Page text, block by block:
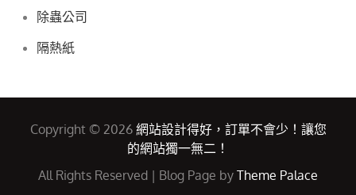
除蟲公司
隔熱紙
Copyright © 2026 網站設計得好，訂單不會少！讓您
的網站獨一無二！
All Rights Reserved | Blog Page by Theme Palace